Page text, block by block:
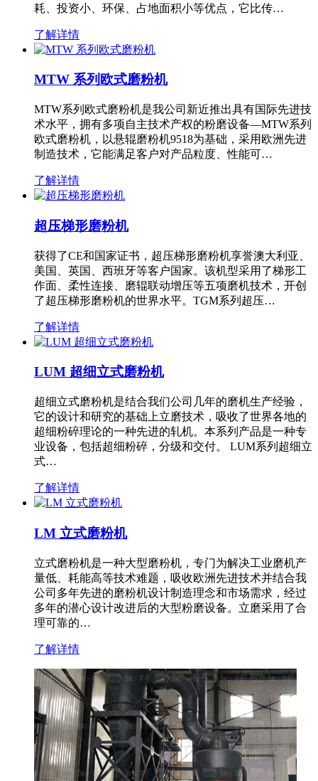
耗、投资小、环保、占地面积小等优点，它比传…
了解详情
MTW 系列欧式磨粉机
MTW系列欧式磨粉机是我公司新近推出具有国际先进技
术水平，拥有多项自主技术产权的粉磨设备—MTW系列
欧式磨粉机，以悬辊磨粉机9518为基础，采用欧洲先进
制造技术，它能满足客户对产品粒度、性能可…
了解详情
超压梯形磨粉机
获得了CE和国家证书，超压梯形磨粉机享誉澳大利亚、
美国、英国、西班牙等客户国家。该机型采用了梯形工
作面、柔性连接、磨辊联动增压等五项磨机技术，开创
了超压梯形磨粉机的世界水平。TGM系列超压…
了解详情
LUM 超细立式磨粉机
超细立式磨粉机是结合我们公司几年的磨机生产经验，
它的设计和研究的基础上立磨技术，吸收了世界各地的
超细粉碎理论的一种先进的轧机。本系列产品是一种专
业设备，包括超细粉碎，分级和交付。 LUM系列超细立
式…
了解详情
LM 立式磨粉机
立式磨粉机是一种大型磨粉机，专门为解决工业磨机产
量低、耗能高等技术难题，吸收欧洲先进技术并结合我
公司多年先进的磨粉机设计制造理念和市场需求，经过
多年的潜心设计改进后的大型粉磨设备。立磨采用了合
理可靠的…
了解详情